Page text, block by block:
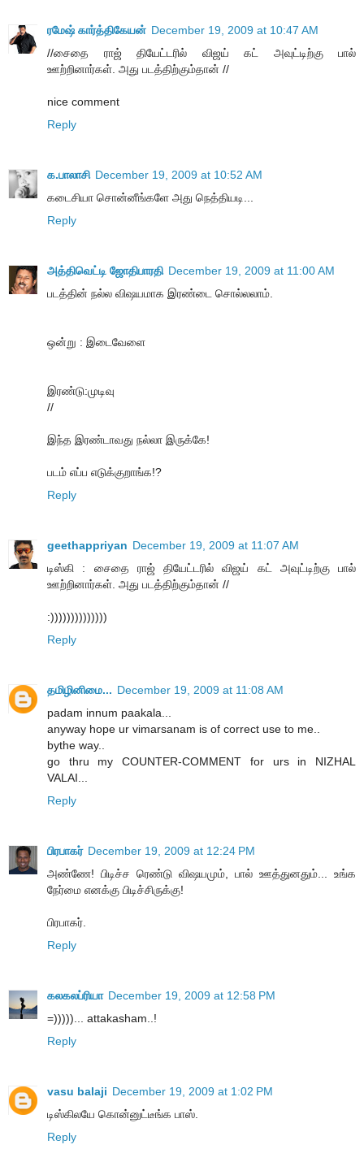
ரமேஷ் கார்த்திகேயன் December 19, 2009 at 10:47 AM
//சைதை ராஜ் தியேட்டரில் விஜய் கட் அவுட்டிற்கு பால்
ஊற்றினார்கள். அது படத்திற்கும்தான் //
nice comment
Reply
க.பாலாசி December 19, 2009 at 10:52 AM
கடைசியா சொன்னீங்களே அது நெத்தியடி...
Reply
அத்திவெட்டி ஜோதிபாரதி December 19, 2009 at 11:00 AM
படத்தின் நல்ல விஷயமாக இரண்டை சொல்லலாம்.
ஒன்று : இடைவேளை
இரண்டு:முடிவு
//
இந்த இரண்டாவது நல்லா இருக்கே!
படம் எப்ப எடுக்குறாங்க!?
Reply
geethappriyan December 19, 2009 at 11:07 AM
டிஸ்கி : சைதை ராஜ் தியேட்டரில் விஜய் கட் அவுட்டிற்கு பால்
ஊற்றினார்கள். அது படத்திற்கும்தான் //
:))))))))))))))
Reply
தமிழினிமை... December 19, 2009 at 11:08 AM
padam innum paakala...
anyway hope ur vimarsanam is of correct use to me..
bythe way..
go thru my COUNTER-COMMENT for urs in NIZHAL
VALAI...
Reply
பிரபாகர் December 19, 2009 at 12:24 PM
அண்ணே! பிடிச்ச ரெண்டு விஷயமும், பால் ஊத்துனதும்... உங்க
நேர்மை எனக்கு பிடிச்சிருக்கு!
பிரபாகர்.
Reply
கலகலப்ரியா December 19, 2009 at 12:58 PM
=)))))... attakasham..!
Reply
vasu balaji December 19, 2009 at 1:02 PM
டிஸ்கிலயே கொன்னுட்டீங்க பாஸ்.
Reply